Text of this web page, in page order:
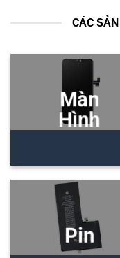
CÁC
Màn
Hình
Pin